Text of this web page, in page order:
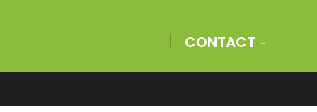
CONTACT
Boulder City Council